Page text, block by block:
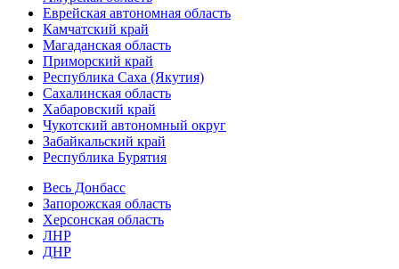
Еврейская автономная область
Камчатский край
Магаданская область
Приморский край
Республика Саха (Якутия)
Сахалинская область
Хабаровский край
Чукотский автономный округ
Забайкальский край
Республика Бурятия
Весь Донбасс
Запорожская область
Херсонская область
ЛНР
ДНР